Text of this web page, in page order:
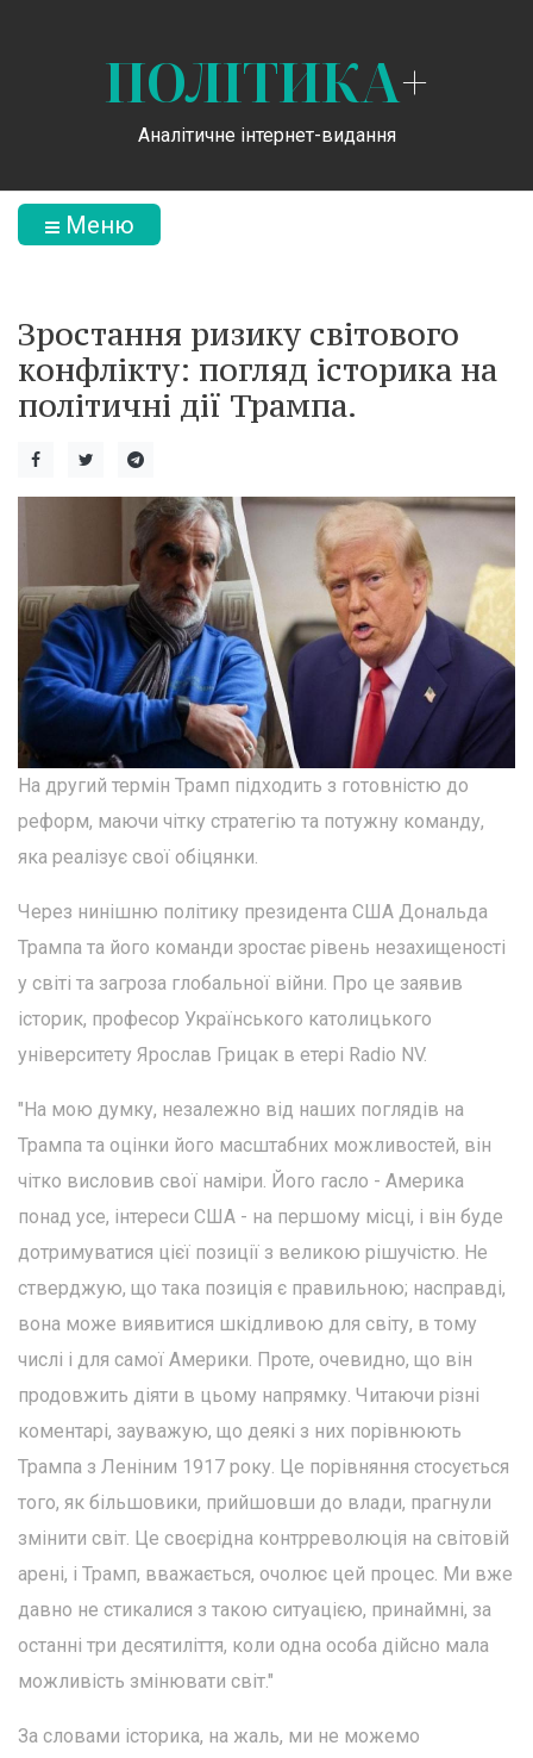
ПОЛІТИКА+
Аналітичне інтернет-видання
Меню
Зростання ризику світового
конфлікту: погляд історика на
політичні дії Трампа.
На другий термін Трамп підходить з готовністю до
реформ, маючи чітку стратегію та потужну команду,
яка реалізує свої обіцянки.
Через нинішню політику президента США Дональда
Трампа та його команди зростає рівень незахищеності
у світі та загроза глобальної війни. Про це заявив
історик, професор Українського католицького
університету Ярослав Грицак в етері Radio NV.
"На мою думку, незалежно від наших поглядів на
Трампа та оцінки його масштабних можливостей, він
чітко висловив свої наміри. Його гасло - Америка
понад усе, інтереси США - на першому місці, і він буде
дотримуватися цієї позиції з великою рішучістю. Не
стверджую, що така позиція є правильною; насправді,
вона може виявитися шкідливою для світу, в тому
числі і для самої Америки. Проте, очевидно, що він
продовжить діяти в цьому напрямку. Читаючи різні
коментарі, зауважую, що деякі з них порівнюють
Трампа з Леніним 1917 року. Це порівняння стосується
того, як більшовики, прийшовши до влади, прагнули
змінити світ. Це своєрідна контрреволюція на світовій
арені, і Трамп, вважається, очолює цей процес. Ми вже
давно не стикалися з такою ситуацією, принаймні, за
останні три десятиліття, коли одна особа дійсно мала
можливість змінювати світ."
За словами історика, на жаль, ми не можемо